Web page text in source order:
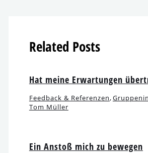
Related Posts
Hat mei­ne Erwartungen
Feedback & Referenzen,
Tom Müller
Ein Anstoß mich zu bewegen